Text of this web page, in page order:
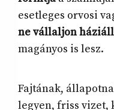
esetleges orvosi
ne vállaljon
magányos is lesz.
Fajtának,
legyen, friss vizet,